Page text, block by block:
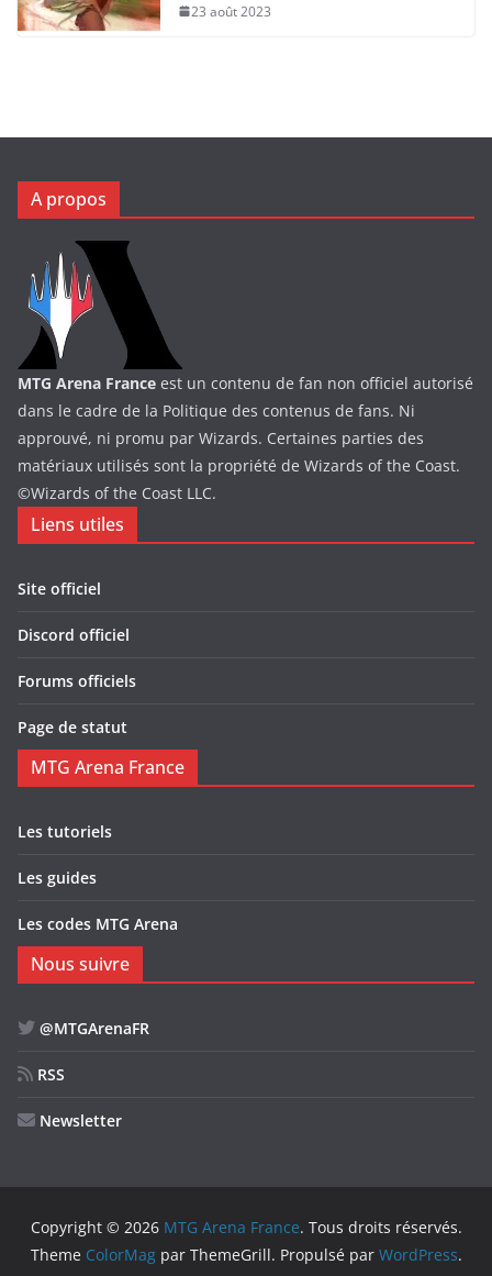
23 août 2023
A propos
MTG Arena France est un contenu de fan non officiel autorisé
dans le cadre de la Politique des contenus de fans. Ni
approuvé, ni promu par Wizards. Certaines parties des
matériaux utilisés sont la propriété de Wizards of the Coast.
©Wizards of the Coast LLC.
Liens utiles
Site officiel
Discord officiel
Forums officiels
Page de statut
MTG Arena France
Les tutoriels
Les guides
Les codes MTG Arena
Nous suivre
@MTGArenaFR
RSS
Newsletter
Copyright © 2026 MTG Arena France. Tous droits réservés.
Theme ColorMagpar ThemeGrill. Propulsé par WordPress.